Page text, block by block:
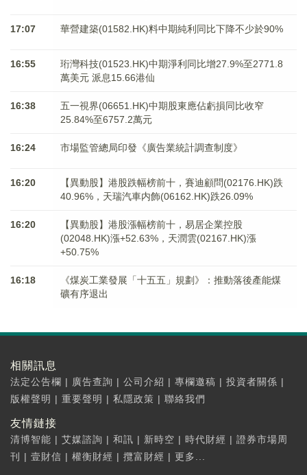
17:07 華營建築(01582.HK)料中期純利同比下降不少於90%
16:55
珩灣科技(01523.HK)中期淨利同比增27.9%至2771.8
萬美元 派息15.66港仙
16:38
五一視界(06651.HK)中期股東應佔虧損同比收窄
25.84%至6757.2萬元
16:24 市場監管總局印發《廣告業統計調查制度》
16:20
【異動股】港股跌幅榜前十，賽迪顧問(02176.HK)跌
40.96%，天瑞汽車内飾(06162.HK)跌26.09%
16:20
【異動股】港股漲幅榜前十，易居企業控股
(02048.HK)漲+52.63%，天潤雲(02167.HK)漲
+50.75%
16:18
《煤炭工業發展「十五五」規劃》：推動落後產能煤
礦有序退出
相關訊息
法定公告欄 | 廣告查詢 | 公司介紹 | 專欄邀稿 | 投資者關係 |
版權聲明 | 重要聲明 | 私隱政策 | 聯絡我們
友情鏈接
清博智能 | 艾媒諮詢 | 和訊 | 新時空 | 時代財經 | 證券市場周
刊
| 壹財信 | 權衡財經 | 攬富財經 | 更多...